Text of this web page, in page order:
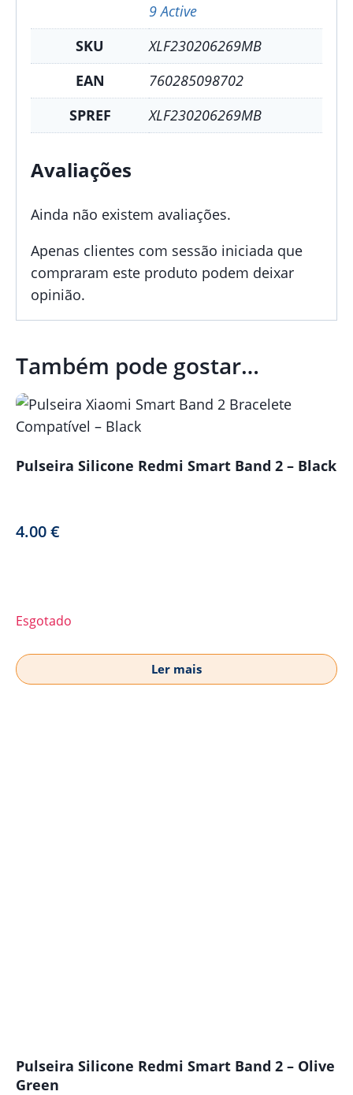
9 Active
SKU
XLF230206269MB
EAN
760285098702
SPREF
XLF230206269MB
Avaliações
Ainda não existem avaliações.
Apenas clientes com sessão iniciada que
compraram este produto podem deixar
opinião.
Também pode gostar…
Pulseira Silicone Redmi Smart Band 2 – Black
4.00€
Esgotado
Ler mais
Pulseira Silicone Redmi Smart Band 2 – Olive
Green